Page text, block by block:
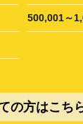
500,001～
の方はこち